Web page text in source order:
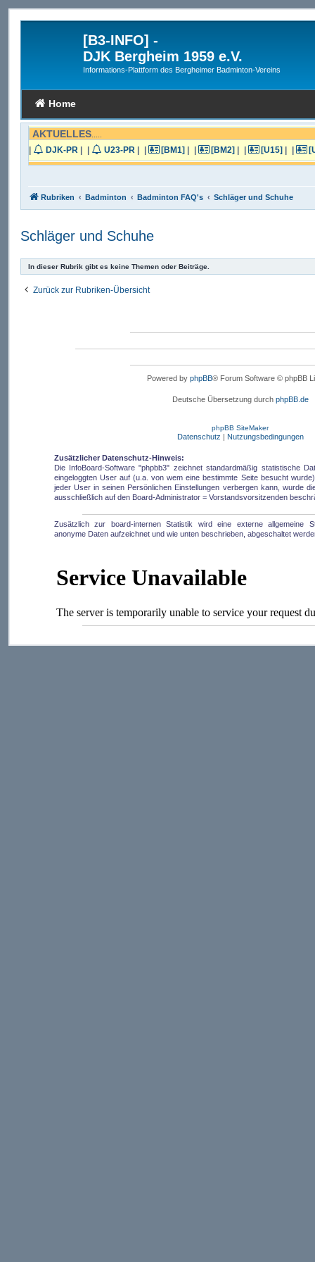
[B3-INFO] -
DJK Bergheim 1959 e.V.
Informations-Plattform des Bergheimer Badminton-Vereins
Home
AKTUELLES
| DJK-PR | | U23-PR | | [BM1] | | [BM2] | | [U15] | |
Rubriken Badminton Badminton FAQ's Schläger und Schuhe
Schläger und Schuhe
In dieser Rubrik gibt es keine Themen oder Beiträge.
Zurück zur Rubriken-Übersicht
Powered by phpBB® Forum Software © phpBB
Deutsche Übersetzung durch phpBB.de
phpBB SiteMaker
Datenschutz | Nutzungsbedingungen
Zusätzlicher Datenschutz-Hinweis:
Die InfoBoard-Software "phpbb3" zeichnet standardmäßig statistische
eingeloggten User auf (u.a. von wem eine bestimmte Seite besucht
jeder User in seinen Persönlichen Einstellungen verbergen kann, wurde
ausschließlich auf den Board-Administrator = Vorstandsvorsitzenden
Zusätzlich zur board-internen Statistik wird eine externe allgemeine
anonyme Daten aufzeichnet und wie unten beschrieben, abgeschaltet